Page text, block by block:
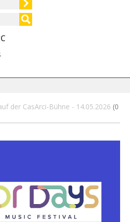
der CasArci-Bühne - 14.05.2026 (0